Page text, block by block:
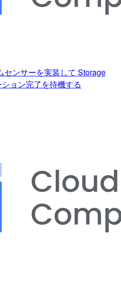
ンサーを実装して Storage
ョン完了を待機する